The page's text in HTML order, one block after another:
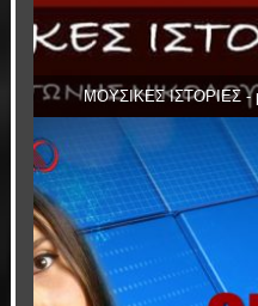
ΜΟΥΣΙΚΕΣ ΙΣΤΟΡΙΕΣ -